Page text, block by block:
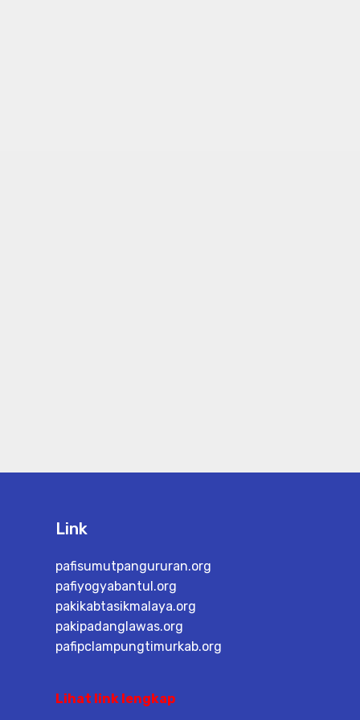
Link
pafisumutpangururan.org
pafiyogyabantul.org
pakikabtasikmalaya.org
pakipadanglawas.org
pafipclampungtimurkab.org
Lihat link lengkap